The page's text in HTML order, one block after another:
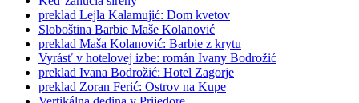
preklad Lejla Kalamujić: Dom kvetov
Sloboština Barbie Maše Kolanović
preklad Maša Kolanović: Barbie z krytu
Vyrásť v hotelovej izbe: román Ivany Bodrožić
preklad Ivana Bodrožić: Hotel Zagorje
preklad Zoran Ferić: Ostrov na Kupe